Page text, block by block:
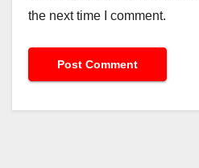
the next time I comment.